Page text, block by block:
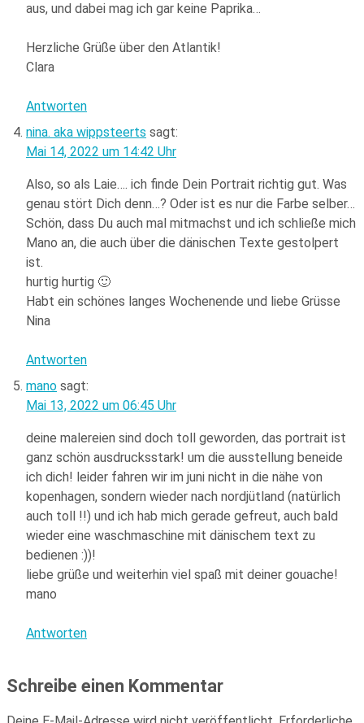
aus, und dabei mag ich gar keine Paprika…
Herzliche Grüße über den Atlantik!
Clara
Antworten
nina. aka wippsteerts sagt:
Mai 14, 2022 um 14:42 Uhr
Also, so als Laie…. ich finde Dein Portrait richtig gut. Was
genau stört Dich denn…? Oder ist es nur die Farbe selber…
Schön, dass Du auch mal mitmachst und ich schließe mich
Mano an, die auch über die dänischen Texte gestolpert
ist.
hurtig hurtig 🙂
Habt ein schönes langes Wochenende und liebe Grüsse
Nina
Antworten
mano sagt:
Mai 13, 2022 um 06:45 Uhr
deine malereien sind doch toll geworden, das portrait ist
ganz schön ausdrucksstark! um die ausstellung beneide
ich dich! leider fahren wir im juni nicht in die nähe von
kopenhagen, sondern wieder nach nordjütland (natürlich
auch toll !!) und ich hab mich gerade gefreut, auch bald
wieder eine waschmaschine mit dänischem text zu
bedienen :))!
liebe grüße und weiterhin viel spaß mit deiner gouache!
mano
Antworten
Schreibe einen Kommentar